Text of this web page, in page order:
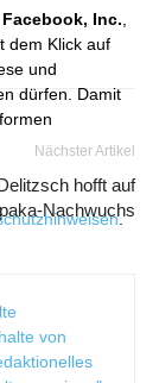
Facebook, Inc.
dem Klick auf
und
dürfen. Damit
.
Nächster Artikel
hofft auf
Nachwuchs
von